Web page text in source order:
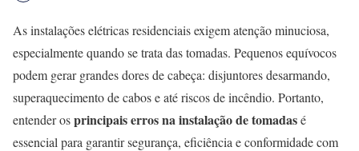
As instalações elétricas residenciais exigem atenção minuciosa,
especialmente quando se trata das tomadas. Pequenos equívocos
podem gerar grandes dores de cabeça: disjuntores desarmando,
superaquecimento de cabos e até riscos de incêndio. Portanto,
entender osprincipais erros na instalação de tomadasé
essencial para garantir segurança, eficiência e conformidade com